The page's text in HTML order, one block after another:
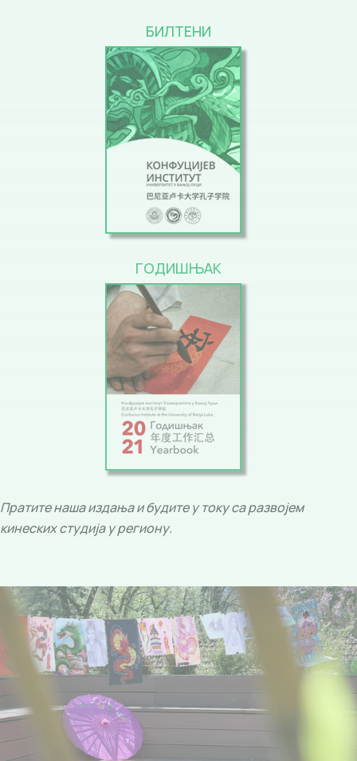
БИЛТЕНИ
ГОДИШЊАК
Пратите наша издања и будите у току са развојем
кинеских студија у региону.